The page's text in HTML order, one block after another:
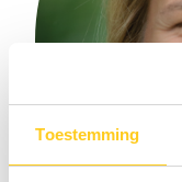
Toestemming